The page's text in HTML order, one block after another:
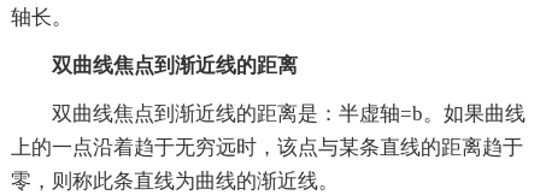
轴长。
双曲线焦点到渐近线的距离
双曲线焦点到渐近线的距离是：半虚轴=b。如果曲线
上的一点沿着趋于无穷远时，该点与某条直线的距离趋于
零，则称此条直线为曲线的渐近线。